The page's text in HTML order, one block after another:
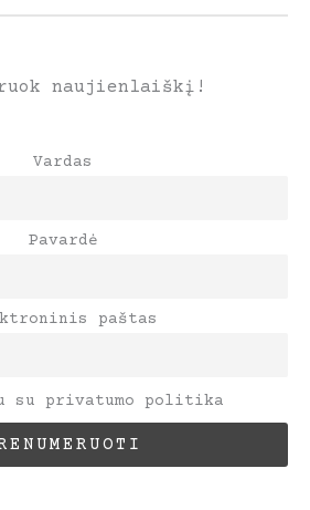
naujienlaiškį!
Vardas
Pavardė
paštas
su privatumo politika